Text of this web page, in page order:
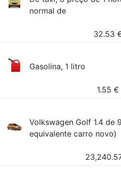
normal de
32.53
Gasolina, 1 litro
1.55 €
Volkswagen Golf 1.4 de
equivalente carro novo)